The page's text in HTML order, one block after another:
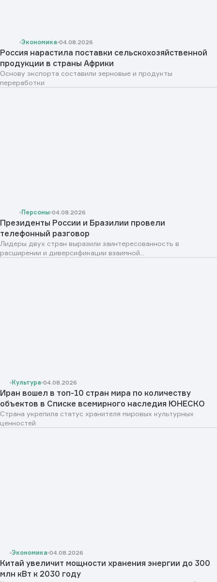
Экономика 04.08.2026
Россия нарастила поставки сельскохозяйственной
продукции в страны Африки
Основу экспорта составили зерновые и продукты
переработки
Персоны 04.08.2026
Президенты России и Бразилии провели
телефонный разговор
Лидеры двух стран выразили заинтересованность в
расширении и диверсификации взаимной...
Культура 04.08.2026
Иран вошел в топ-10 стран мира по количеству
объектов в Списке всемирного наследия ЮНЕСКО
Страна укрепила статус хранителя мировых культурных
ценностей
Экономика 04.08.2026
Китай увеличит мощности хранения энергии до 300
млн кВт к 2030 году